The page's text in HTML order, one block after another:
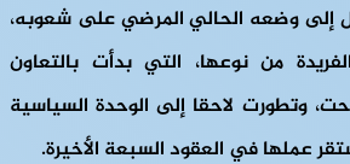
إلى وضعه الحالي المرضي على شعوبه،
من نوعها، التي بدأت بالتعاون
وتطورت لاحقا إلى الوحدة السياسية
عملها في العقود السبعة الأخيرة.